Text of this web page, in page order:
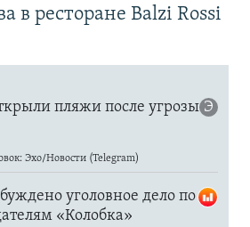
в ресторане Balzi Rossi